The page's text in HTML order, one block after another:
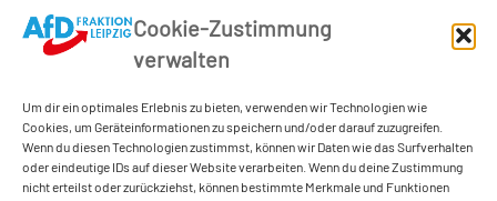
Cookie-Zustimmung
verwalten
Um dir ein optimales Erlebnis zu bieten, verwenden wir Technologien wie
Cookies, um Geräteinformationen zu speichern und/oder darauf zuzugreifen.
Wenn du diesen Technologien zustimmst, können wir Daten wie das Surfverhalten
oder eindeutige IDs auf dieser Website verarbeiten. Wenn du deine Zustimmung
nicht erteilst oder zurückziehst, können bestimmte Merkmale und Funktionen
Neues Rathaus
0341 / 1232189
0341 / 1232185
afd-fraktion@leipzig.de